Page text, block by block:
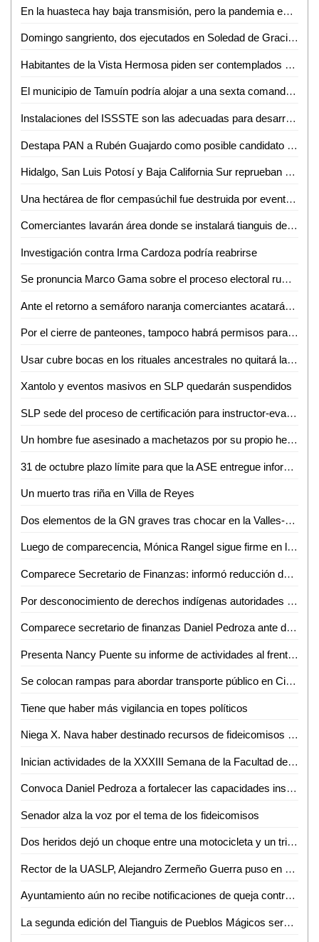
En la huasteca hay baja transmisión, pero la pandemia es asincrónica y asimétrica: Luztow
Domingo sangriento, dos ejecutados en Soledad de Graciano Sánchez
Habitantes de la Vista Hermosa piden ser contemplados por la DAPAS en tomas de drenaje
El municipio de Tamuín podría alojar a una sexta comandancia militar
Instalaciones del ISSSTE son las adecuadas para desarrollar un buen trabajo
Destapa PAN a Rubén Guajardo como posible candidato a la alcaldía capitalina
Hidalgo, San Luis Potosí y Baja California Sur reprueban en reinserción social
Una hectárea de flor cempasúchil fue destruida por evento de los razers en la zona tének
Comerciantes lavarán área donde se instalará tianguis de día de muertos
Investigación contra Irma Cardoza podría reabrirse
Se pronuncia Marco Gama sobre el proceso electoral rumbo al 2021
Ante el retorno a semáforo naranja comerciantes acatarán medidas de sanidad
Por el cierre de panteones, tampoco habrá permisos para el comercio informal
Usar cubre bocas en los rituales ancestrales no quitará las tradiciones en la zona tének: Doroteo Hernández
Xantolo y eventos masivos en SLP quedarán suspendidos
SLP sede del proceso de certificación para instructor-evaluador en competencias básicas de la función policial
Un hombre fue asesinado a machetazos por su propio hermano en Ébano
31 de octubre plazo límite para que la ASE entregue informes de los 114 entes auditables
Un muerto tras riña en Villa de Reyes
Dos elementos de la GN graves tras chocar en la Valles-El Naranjo
Luego de comparecencia, Mónica Rangel sigue firme en los SSA de SLP: J. Manuel Carreras
Comparece Secretario de Finanzas: informó reducción de la deuda bancaria
Por desconocimiento de derechos indígenas autoridades permiten eventos en la zona tének
Comparece secretario de finanzas Daniel Pedroza ante diputados de la comisión de desarrollo económico
Presenta Nancy Puente su informe de actividades al frente del DIF municipal
Se colocan rampas para abordar transporte público en Ciclovía Carranza
Tiene que haber más vigilancia en topes políticos
Niega X. Nava haber destinado recursos de fideicomisos federales para abatir la pandemia en la capital
Inician actividades de la XXXIII Semana de la Facultad de Ciencias Químicas de la UASLP
Convoca Daniel Pedroza a fortalecer las capacidades institucionales y financieras para hacer frente a los desafíos presupuestales
Senador alza la voz por el tema de los fideicomisos
Dos heridos dejó un choque entre una motocicleta y un triciclo
Rector de la UASLP, Alejandro Zermeño Guerra puso en marcha, Primera Jornada Internacional de Ciberseguridad
Ayuntamiento aún no recibe notificaciones de queja contra policías municipales
La segunda edición del Tianguis de Pueblos Mágicos será digital